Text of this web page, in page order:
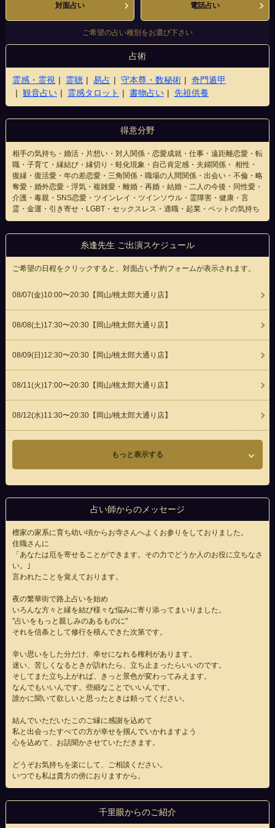
対面占い 電話占い
ご希望の占い種別をお選び下さい
占術
霊感・霊視 霊聴 易占 守本尊・数秘術
奇門遁甲
観音占い
霊感タロット 書物占い 先祖供養
得意分野
相手の気持ち・婚活・片想い・対人関係・恋愛成就・仕事・遠距離恋愛・転
職・子育て・縁結び・縁切り・蛙化現象・自己肯定感・夫婦関係・ 相性・
復縁・復活愛・年の差恋愛・三角関係・職場の人間関係・出会い・不倫・略
奪愛・婚外恋愛・浮気・複雑愛・離婚・再婚・結婚・二人の今後・同性愛・
介護・毒親・SNS恋愛・ツインレイ・ツインソウル・霊障害・健康・言
霊・金運・引き寄せ・LGBT・セックスレス・適職・起業・ペットの気持ち
糸逢先生 ご出演スケジュール
ご希望の日程をクリックすると、対面占い予約フォームが表示されます。
08/07(金)10:00〜20:30【岡山/桃太郎大通り店】
08/08(土)17:30〜20:30【岡山/桃太郎大通り店】
08/09(日 )12:30〜20:30【岡山/桃太郎大通り店】
08/11(火)17:00〜20:30【岡山/桃太郎大通り店】
08/12(水)11:30〜20:30【岡山/桃太郎大通り店】
もっと表示する
占い師からのメッセージ
檀家の家系に育ち幼い頃からお寺さんへよくお参りをしておりました。
住職さんに
「あなたは厄を寄せることができます。その力でどうか人のお役に立ちなさ
い。｣
言われたことを覚えております。
夜の繁華街で路上占いを始め
いろんな方々と縁を結び様々な悩みに寄り添ってまいりました。
"占いをもっと親しみのあるものに"
それを信条として修行を積んできた次第です。
辛い思いをした分だけ、幸せになれる権利があります。
迷い、苦しくなるときが訪れたら、立ち止まったらいいのです。
そしてまた立ち上がれば、きっと景色が変わってみえます。
なんでもいいんです。些細なことでいいんです。
誰かに聞いて欲しいと思ったときは頼ってください。
結んでいただいたこのご縁に感謝を込めて
私と出会ったすべての方が幸せを掴んでいかれますよう
心を込めて、お話聞かさせていただきます。
どうぞお気持ちを楽にして、ご相談ください。
いつでも私は貴方の傍におりますから。
千里眼からのご紹介